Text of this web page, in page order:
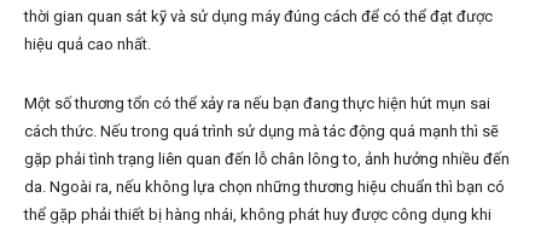
thời gian quan sát kỹ và sử dụng máy đúng cách để có thể đạt được
hiệu quả cao nhất.
Một số thương tổn có thể xảy ra nếu bạn đang thực hiện hút mụn sai
cách thức. Nếu trong quá trình sử dụng mà tác động quá mạnh thì sẽ
gặp phải tình trạng liên quan đến lỗ chân lông to, ảnh hưởng nhiều đến
da. Ngoài ra, nếu không lựa chọn những thương hiệu chuẩn thì bạn có
thể gặp phải thiết bị hàng nhái, không phát huy được công dụng khi